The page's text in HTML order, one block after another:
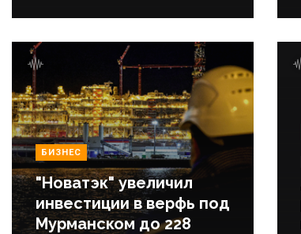
БИЗНЕС
"Новатэк" увеличил
инвестиции в верфь под
Мурманском до 228